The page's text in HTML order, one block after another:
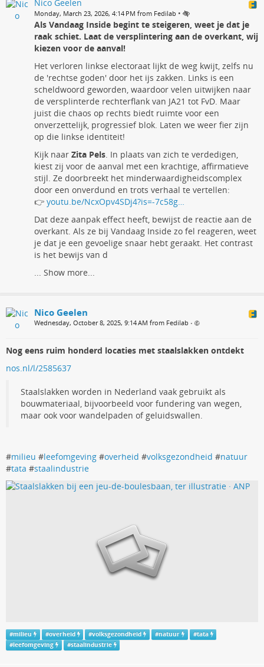
Nico Geelen
Monday, March 23, 2026, 4:14 PM from Fedilab •
Als Vandaag Inside begint te steigeren, weet je dat je
raak schiet. Laat de versplintering aan de overkant, wij
kiezen voor de aanval!
Het verloren linkse electoraat lijkt de weg kwijt, zelfs nu
de 'rechtse goden' door het ijs zakken. Links is een
scheldwoord geworden, waardoor velen uitwijken naar
de versplinterde rechterflank van JA21 tot FvD. Maar
juist die chaos op rechts biedt ruimte voor een
onverzettelijk, progressief blok. Laten we weer fier zijn
op die linkse identiteit!
Kijk naar Zita Pels . In plaats van zich te verdedigen,
kiest zij voor de aanval met een krachtige, affirmatieve
stijl. Ze doorbreekt het minderwaardigheidscomplex
door een onverdund en trots verhaal te vertellen:
👉 youtu.be/NcxOpv4SDj4?is=-7c58g…
Dat deze aanpak effect heeft, bewijst de reactie aan de
overkant. Als ze bij Vandaag Inside zo fel reageren, weet
je dat je een gevoelige snaar hebt geraakt. Het contrast
is het bewijs van d
Show more...
Nico Geelen
Wednesday, October 8, 2025, 9:14 AM from Fedilab •
Nog eens ruim honderd locaties met staalslakken ontdekt
nos.nl/l/2585637
Staalslakken worden in Nederland vaak gebruikt als
bouwmateriaal, bijvoorbeeld voor fundering van wegen,
maar ook voor wandelpaden of geluidswallen.
#milieu #leefomgeving #overheid #volksgezondheid #natuur
#tata #staalindustrie
#milieu #overheid #volksgezondheid #natuur #tata
#leefomgeving #staalindustrie